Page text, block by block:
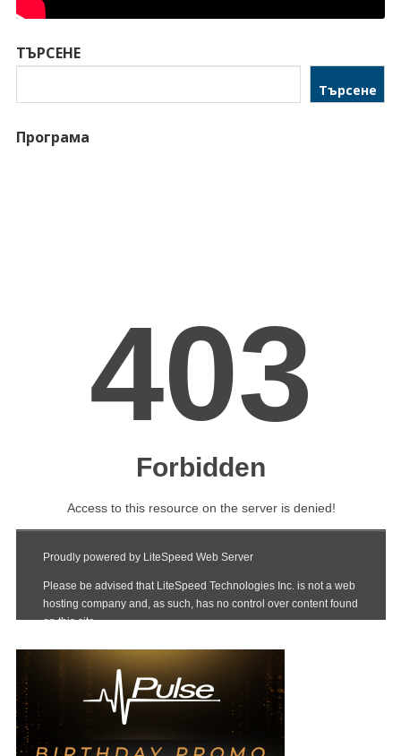
ТЪРСЕНЕ
Търсене
Програма